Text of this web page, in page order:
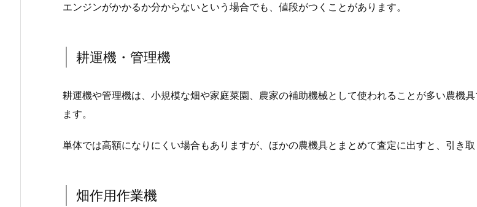
エンジンがかかるか分からないという場合でも、値段がつくことがあります。
耕運機・管理機
耕運機や管理機は、小規模な畑や家庭菜園、農家の補助機械として使われることが多い農機
ます。
単体では高額になりにくい場合もありますが、ほかの農機具とまとめて査定に出すと、引き取
畑作用作業機